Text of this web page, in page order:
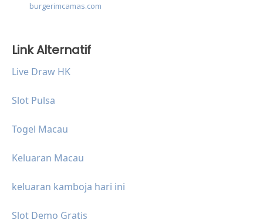
burgerimcamas.com
Link Alternatif
Live Draw HK
Slot Pulsa
Togel Macau
Keluaran Macau
keluaran kamboja hari ini
Slot Demo Gratis